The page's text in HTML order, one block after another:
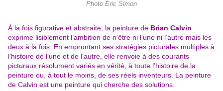
Photo Éric Simon
À la fois figurative et abstraite, la peinture de Brian Calvin
exprime lisiblement l’ambition de n’être ni l’une ni l’autre mais les
deux à la fois. En empruntant ses stratégies picturales multiples à
l’histoire de l’une et de l’autre, elle renvoie à des courants
picturaux résolument variés en vérité, à toute l’histoire de la
peinture ou, à tout le moins, de ses réels inventeurs. La peinture
de Calvin est une peinture qui cherche des solutions.